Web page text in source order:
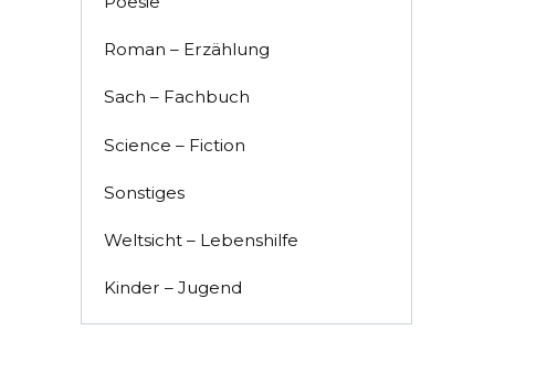
Roman – Erzählung
Sach – Fachbuch
Science – Fiction
Sonstiges
Weltsicht – Lebenshilfe
Kinder – Jugend